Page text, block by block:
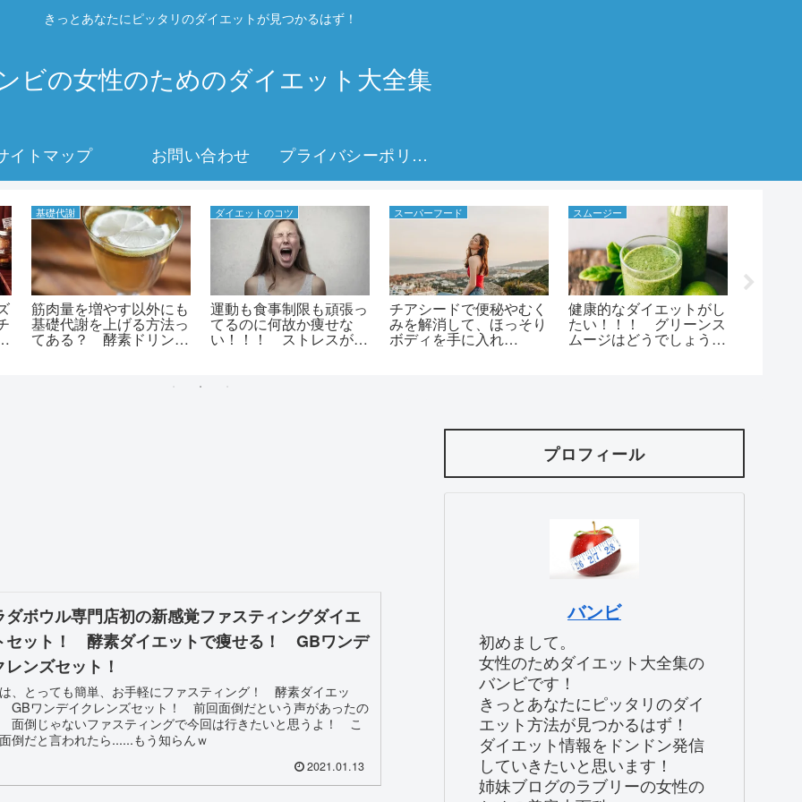
きっとあなたにピッタリのダイエットが見つかるはず！
ビの女性のためのダイエット大全集
イトマップ お問い合わせ プライバシーポリシー
基礎代謝
筋肉量を増やす以外にも
基礎代謝を上げる方法っ
てある？ 酵素ドリンク
ダイエットのコツ
運動も食事制限も頑張っ
てるのに何故か痩せな
い！！！ ストレスが関
スーパーフード
チアシードで便秘やむく
みを解消して、ほっそり
ボディを手に入れ
スムージー
健康的なダイエットがし
たい！！！ グリーンス
ムージはどうでしょう？
ダボウル専門店初の新感覚ファスティングダイエ
セット！ 酵素ダイエットで痩せる！ GBワンデ
レンズセット！
、とっても簡単、お手軽にファスティング！ 酵素ダイエッ
GBワンデイクレンズセット！ 前回面倒だという声があったの
面倒じゃないファスティングで今回は行きたいと思うよ！ こ
倒だと言われたら......もう知らんｗ
2021.01.13
プロフィール
バンビ
初めまして。
女性のためダイエット大全集の
バンビです！
きっとあなたにピッタリのダイ
エット方法が見つかるはず！
ダイエット情報をドンドン発信
していきたいと思います！
姉妹ブログのラブリーの女性の